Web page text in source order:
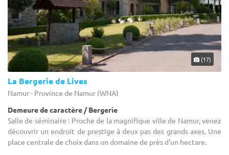
(17)
La Bergerie de Lives
Namur - Province de Namur (WNA)
Demeure de caractère / Bergerie
Salle de séminaire : Proche de la magnifique ville de Namur, venez
découvrir un endroit de prestige à deux pas des grands axes. Une
place centrale de choix dans un domaine de près d'un hectare.